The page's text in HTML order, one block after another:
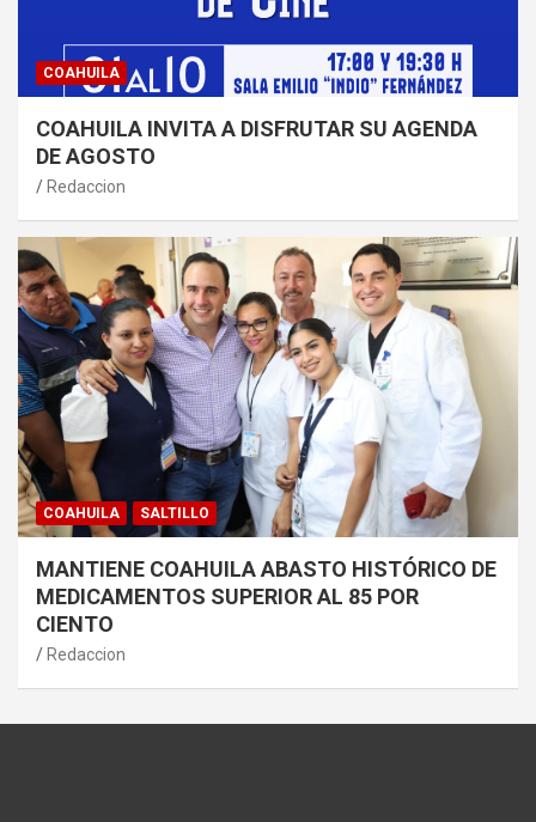
COAHUILA
COAHUILA INVITA A DISFRUTAR SU AGENDA
DE AGOSTO
Redaccion
COAHUILA SALTILLO
MANTIENE COAHUILA ABASTO HISTÓRICO DE
MEDICAMENTOS SUPERIOR AL 85 POR
CIENTO
Redaccion